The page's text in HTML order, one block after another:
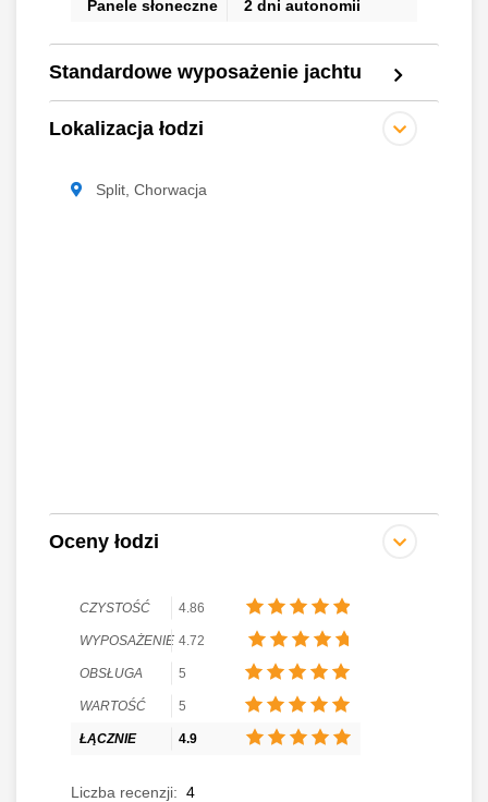
Panele słoneczne 2 dni autonomii
Standardowe wyposażenie jachtu
Lokalizacja łodzi
Split, Chorwacja
Oceny łodzi
CZYSTOŚĆ 4.86
WYPOSAŻENIE 4.72
OBSŁUGA 5
WARTOŚĆ 5
ŁĄCZNIE 4.9
Liczba recenzji: 4